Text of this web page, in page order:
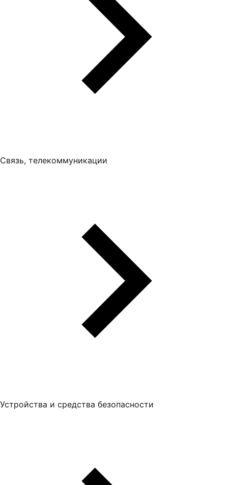
Связь, телекоммуникации
Устройства и средства безопасности